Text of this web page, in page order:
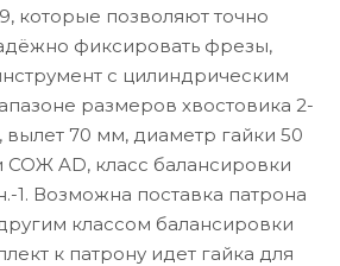
которые позволяют точно
фиксировать фрезы,
с цилиндрическим
размеров хвостовика 2-
вылет 70 мм, диаметр гайки 50
AD, класс балансировки
1. Возможна поставка патрона
классом балансировки
к патрону идет гайка для